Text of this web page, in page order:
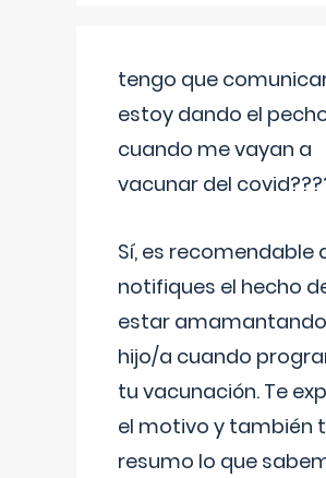
tengo que
estoy dando el
cuando me vayan a
vacunar del
Sí, es recomendable
notifiques el hecho
estar
hijo/a cuando
tu vacunación. Te
el motivo y también
resumo lo que